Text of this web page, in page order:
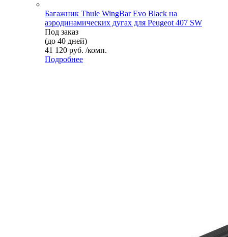
Багажник Thule WingBar Evo Black на
аэродинамических дугах для Peugeot 407 SW
Под заказ
(до 40 дней)
41 120 руб. /комп.
Подробнее